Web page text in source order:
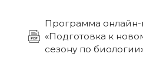
Программа онлайн-
«Подготовка к
сезону по